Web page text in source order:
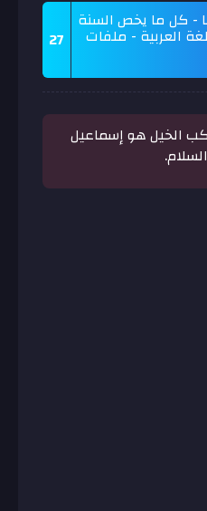
- كل ما يخص السنة
العربية - ملفات 27
الخيل هو إسماعيل